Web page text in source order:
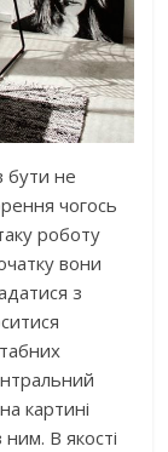
бути не
чогось
роботу
вони
з
картині
В якості